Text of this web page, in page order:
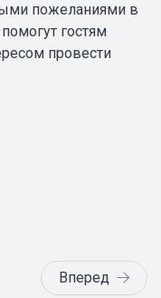
пожеланиями в
гостям
провести
Вперед